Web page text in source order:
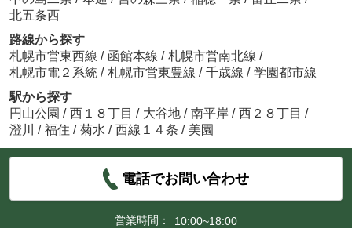
北五条西
路線から探す
札幌市営東西線 / 函館本線 / 札幌市営南北線 /
札幌市電２系統 / 札幌市営東豊線 / 千歳線 / 学園都市線
駅から探す
円山公園 / 西１８丁目 / 大谷地 / 南平岸 / 西２８丁目 /
澄川
/ 福住 / 菊水 / 西線１４条 / 美園
電話でお問い合わせ
営業時間：
10:00~18:00